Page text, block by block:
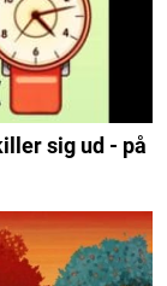
sig ud - på